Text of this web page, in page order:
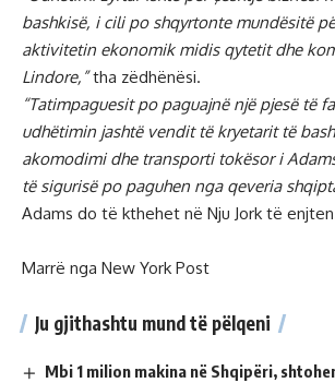
bashkisë, i cili po shqyrtonte mundësitë
aktivitetin ekonomik midis qytetit dhe
Lindore,”tha zëdhënësi.
“Tatimpaguesit po paguajnë një pjesë të
udhëtimin jashtë vendit të kryetarit të
akomodimi dhe transporti tokësor i
të sigurisë po paguhen nga qeveria
Adams do të kthehet në Nju Jork të
Marrë nga New York Post
Ju gjithashtu mund të pëlqeni
Mbi 1 milion makina në Shqipëri,